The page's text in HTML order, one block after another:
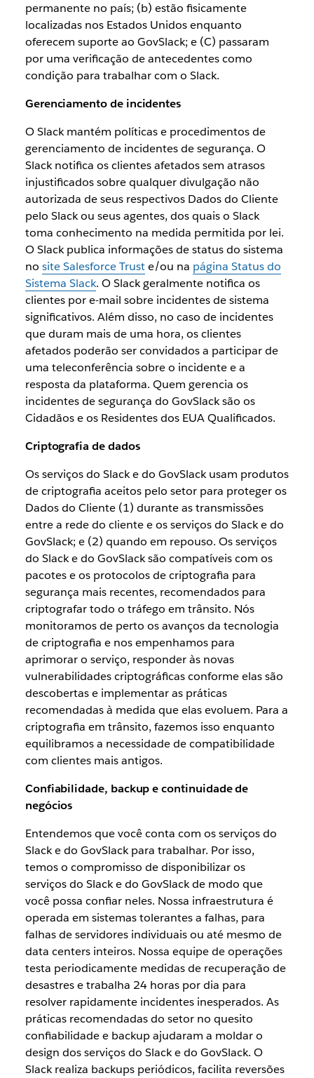
permanente no país; (b) estão fisicamente
localizadas nos Estados Unidos enquanto
oferecem suporte ao GovSlack; e (C) passaram
por uma verificação de antecedentes como
condição para trabalhar com o Slack.
Gerenciamento de incidentes
O Slack mantém políticas e procedimentos de
gerenciamento de incidentes de segurança. O
Slack notifica os clientes afetados sem atrasos
injustificados sobre qualquer divulgação não
autorizada de seus respectivos Dados do Cliente
pelo Slack ou seus agentes, dos quais o Slack
toma conhecimento na medida permitida por lei.
O Slack publica informações de status do sistema
no site Salesforce Truste/ou na página Status do
Sistema Slack. O Slack geralmente notifica os
clientes por e-mail sobre incidentes de sistema
significativos. Além disso, no caso de incidentes
que duram mais de uma hora, os clientes
afetados poderão ser convidados a participar de
uma teleconferência sobre o incidente e a
resposta da plataforma. Quem gerencia os
incidentes de segurança do GovSlack são os
Cidadãos e os Residentes dos EUA Qualificados.
Criptografia de dados
Os serviços do Slack e do GovSlack usam produtos
de criptografia aceitos pelo setor para proteger os
Dados do Cliente (1) durante as transmissões
entre a rede do cliente e os serviços do Slack e do
GovSlack; e (2) quando em repouso. Os serviços
do Slack e do GovSlack são compatíveis com os
pacotes e os protocolos de criptografia para
segurança mais recentes, recomendados para
criptografar todo o tráfego em trânsito. Nós
monitoramos de perto os avanços da tecnologia
de criptografia e nos empenhamos para
aprimorar o serviço, responder às novas
vulnerabilidades criptográficas conforme elas são
descobertas e implementar as práticas
recomendadas à medida que elas evoluem. Para a
criptografia em trânsito, fazemos isso enquanto
equilibramos a necessidade de compatibilidade
com clientes mais antigos.
Confiabilidade, backup e continuidade de
negócios
Entendemos que você conta com os serviços do
Slack e do GovSlack para trabalhar. Por isso,
temos o compromisso de disponibilizar os
serviços do Slack e do GovSlack de modo que
você possa confiar neles. Nossa infraestrutura é
operada em sistemas tolerantes a falhas, para
falhas de servidores individuais ou até mesmo de
data centers inteiros. Nossa equipe de operações
testa periodicamente medidas de recuperação de
desastres e trabalha 24 horas por dia para
resolver rapidamente incidentes inesperados. As
práticas recomendadas do setor no quesito
confiabilidade e backup ajudaram a moldar o
design dos serviços do Slack e do GovSlack. O
Slack realiza backups periódicos, facilita reversões